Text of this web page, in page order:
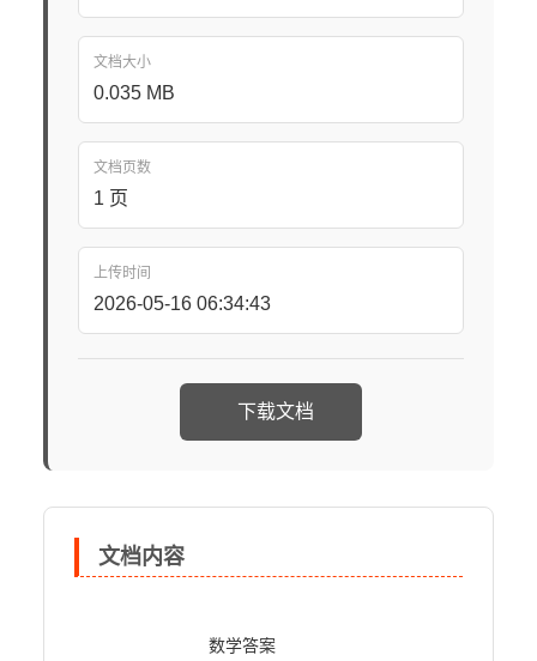
文档大小
0.035 MB
文档页数
1 页
上传时间
2026-05-16 06:34:43
下载文档
文档内容